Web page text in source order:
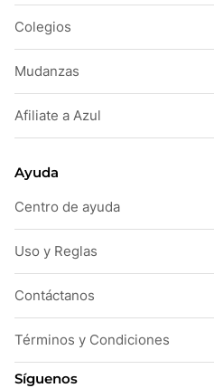
Colegios
Mudanzas
Afiliate a Azul
Ayuda
Centro de ayuda
Uso y Reglas
Contáctanos
Términos y Condiciones
Síguenos